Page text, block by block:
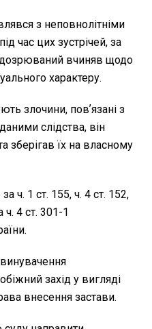
з неповнолітніми
час цих зустрічей, за
вчиняв щодо
характеру.
злочини, повʼязані з
слідства, він
зберігав їх на власному
ч. 1 ст. 155, ч. 4 ст. 152,
ч. 4 ст. 301-1
захід у вигляді
внесення застави.